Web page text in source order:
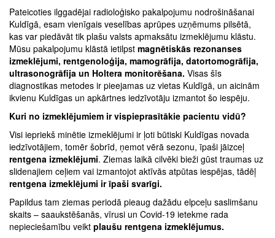
Pateicoties ilggadējai radioloģisko pakalpojumu nodrošināšanai
Kuldīgā, esam vienīgais veselības aprūpes uzņēmums pilsētā,
kas var piedāvāt tik plašu valsts apmaksātu izmeklējumu klāstu.
Mūsu pakalpojumu klāstā ietilpst magnētiskās rezonanses
izmeklējumi, rentgenoloģija, mamogrāfija, datortomogrāfija,
ultrasonogrāfija un Holtera monitorēšana. Visas šīs
diagnostikas metodes ir pieejamas uz vietas Kuldīgā, un aicinām
ikvienu Kuldīgas un apkārtnes iedzīvotāju izmantot šo iespēju.
Kuri no izmeklējumiem ir vispieprasītākie pacientu vidū?
Visi iepriekš minētie izmeklējumi ir ļoti būtiski Kuldīgas novada
iedzīvotājiem, tomēr šobrīd, ņemot vērā sezonu, īpaši jāizceļ
rentgena izmeklējumi. Ziemas laikā cilvēki bieži gūst traumas uz
slidenajiem ceļiem vai izmantojot aktīvās atpūtas iespējas, tādēļ
rentgena izmeklējumi ir īpaši svarīgi.
Papildus tam ziemas periodā pieaug dažādu elpceļu saslimšanu
skaits – saaukstēšanās, vīrusi un Covid-19 ietekme rada
nepieciešamību veikt plaušu rentgena izmeklējumus.